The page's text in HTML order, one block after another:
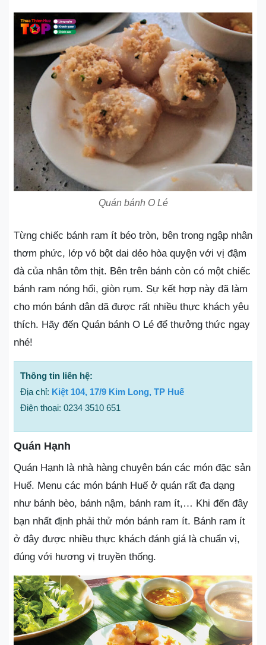
Quán bánh O Lé
Từng chiếc bánh ram ít béo tròn, bên trong ngập nhân
thơm phức, lớp vỏ bột dai dẻo hòa quyện với vị đậm
đà của nhân tôm thịt. Bên trên bánh còn có một chiếc
bánh ram nóng hổi, giòn rụm. Sự kết hợp này đã làm
cho món bánh dân dã được rất nhiều thực khách yêu
thích. Hãy đến Quán bánh O Lé để thưởng thức ngay
nhé!
Thông tin liên hệ:
Địa chỉ: Kiệt 104, 17/9 Kim Long, TP Huế
Điện thoại: 0234 3510 651
Quán Hạnh
Quán Hạnh là nhà hàng chuyên bán các món đặc sản
Huế. Menu các món bánh Huế ở quán rất đa dạng
như bánh bèo, bánh nậm, bánh ram ít,… Khi đến đây
bạn nhất định phải thử món bánh ram ít. Bánh ram ít
ở đây được nhiều thực khách đánh giá là chuẩn vị,
đúng với hương vị truyền thống.